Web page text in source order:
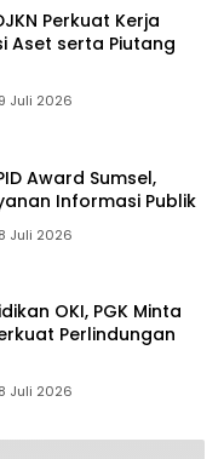
Perkuat Kerja
Aset serta Piutang
Juli 2026
Award Sumsel,
Informasi Publik
Juli 2026
OKI, PGK Minta
Perlindungan
Juli 2026